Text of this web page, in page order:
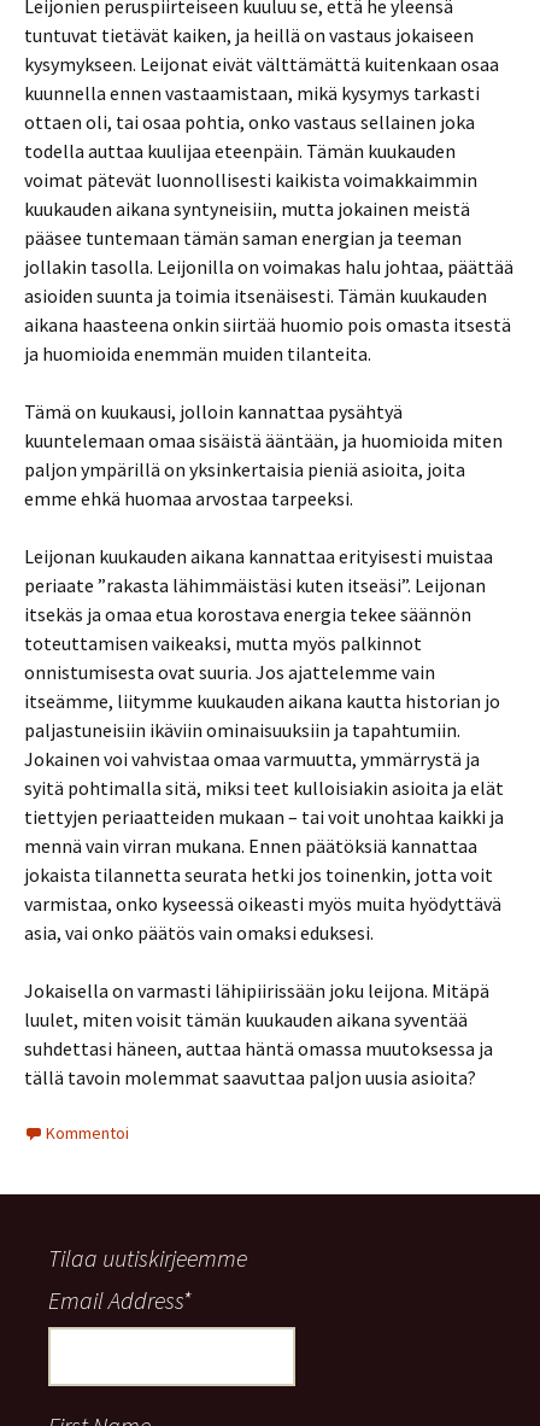
Leijonien peruspiirteiseen kuuluu se, että he yleensä
tuntuvat tietävät kaiken, ja heillä on vastaus jokaiseen
kysymykseen. Leijonat eivät välttämättä kuitenkaan osaa
kuunnella ennen vastaamistaan, mikä kysymys tarkasti
ottaen oli, tai osaa pohtia, onko vastaus sellainen joka
todella auttaa kuulijaa eteenpäin. Tämän kuukauden
voimat pätevät luonnollisesti kaikista voimakkaimmin
kuukauden aikana syntyneisiin, mutta jokainen meistä
pääsee tuntemaan tämän saman energian ja teeman
jollakin tasolla. Leijonilla on voimakas halu johtaa, päättää
asioiden suunta ja toimia itsenäisesti. Tämän kuukauden
aikana haasteena onkin siirtää huomio pois omasta itsestä
ja huomioida enemmän muiden tilanteita.
Tämä on kuukausi, jolloin kannattaa pysähtyä
kuuntelemaan omaa sisäistä ääntään, ja huomioida miten
paljon ympärillä on yksinkertaisia pieniä asioita, joita
emme ehkä huomaa arvostaa tarpeeksi.
Leijonan kuukauden aikana kannattaa erityisesti muistaa
periaate ”rakasta lähimmäistäsi kuten itseäsi”. Leijonan
itsekäs ja omaa etua korostava energia tekee säännön
toteuttamisen vaikeaksi, mutta myös palkinnot
onnistumisesta ovat suuria. Jos ajattelemme vain
itseämme, liitymme kuukauden aikana kautta historian jo
paljastuneisiin ikäviin ominaisuuksiin ja tapahtumiin.
Jokainen voi vahvistaa omaa varmuutta, ymmärrystä ja
syitä pohtimalla sitä, miksi teet kulloisiakin asioita ja elät
tiettyjen periaatteiden mukaan – tai voit unohtaa kaikki ja
mennä vain virran mukana. Ennen päätöksiä kannattaa
jokaista tilannetta seurata hetki jos toinenkin, jotta voit
varmistaa, onko kyseessä oikeasti myös muita hyödyttävä
asia, vai onko päätös vain omaksi eduksesi.
Jokaisella on varmasti lähipiirissään joku leijona. Mitäpä
luulet, miten voisit tämän kuukauden aikana syventää
suhdettasi häneen, auttaa häntä omassa muutoksessa ja
tällä tavoin molemmat saavuttaa paljon uusia asioita?
Kommentoi
Tilaa uutiskirjeemme
Email Address*